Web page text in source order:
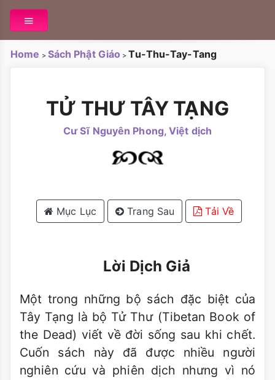
Home > Sách Phật Giáo > Tu-Thu-Tay-Tang
TỬ THƯ TÂY TẠNG
Cư Sĩ Nguyên Phong, Việt dịch
Mục Lục Trang Sau Tải Về
Lời Dịch Giả
Một trong những bộ sách đặc biệt của
Tây Tạng là bộ Tử Thư (Tibetan Book of
the Dead) viết về đời sống sau khi chết.
Cuốn sách này đã được nhiều người
nghiên cứu và phiên dịch nhưng vì nó